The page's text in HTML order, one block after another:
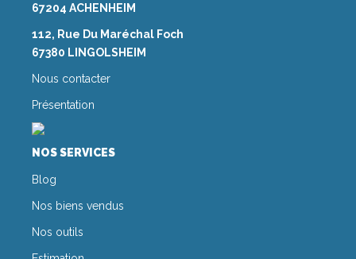
67204 ACHENHEIM
112, Rue Du Maréchal Foch
67380 LINGOLSHEIM
Nous contacter
Présentation
NOS SERVICES
Blog
Nos biens vendus
Nos outils